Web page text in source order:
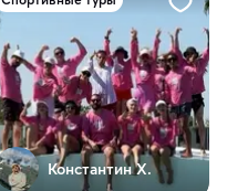
Константин Х.